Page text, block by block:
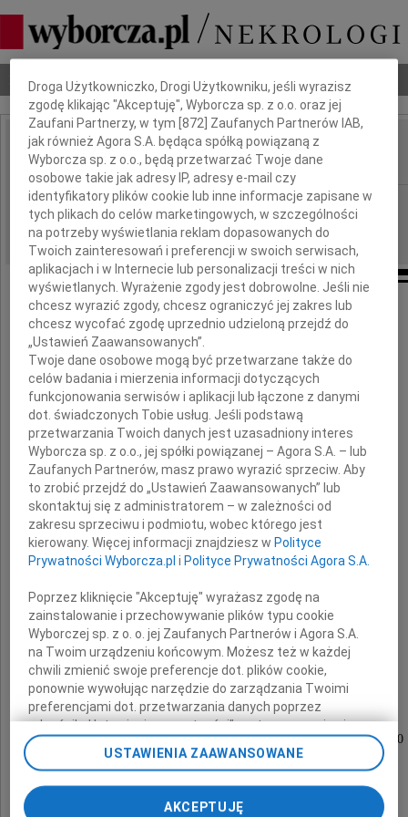
Nekrologi Odeszli Poradnik pogrzebowy
IMIĘ I NAZWISKO: Bolesław Jankowski
REGION: Poznań
DATA EMISJI: 28.08.2012
"Dzieli nas tylko czas..."
Z głębokim żalem zawiadamiamy,
że w dniu 24 sierpnia 2012 roku
zmarł nasz najukochańszy Tata i Dziadek
płk Dowództwa Wojsk Lotniczych
Msza święta odprawiona zostanie
w dniu 29 sierpnia 2012 roku o godzinie 12.00
w kościele pw. Chrystusa Dobrego Pasterza
przy ulicy Nowina,
Dbamy o Twoją prywatność
Droga Użytkowniczko, Drogi Użytkowniku, jeśli wyrazisz
zgodę klikając "Akceptuję", Wyborcza sp. z o.o. oraz jej
Zaufani Partnerzy, w tym [872] Zaufanych Partnerów IAB,
jak również Agora S.A. będąca spółką powiązaną z
Wyborcza sp. z o.o., będą przetwarzać Twoje dane
osobowe takie jak adresy IP, adresy e-mail czy
identyfikatory plików cookie lub inne informacje zapisane w
tych plikach do celów marketingowych, w szczególności
na potrzeby wyświetlania reklam dopasowanych do
Twoich zainteresowań i preferencji w swoich serwisach,
aplikacjach i w Internecie lub personalizacji treści w nich
wyświetlanych. Wyrażenie zgody jest dobrowolne. Jeśli nie
chcesz wyrazić zgody, chcesz ograniczyć jej zakres lub
chcesz wycofać zgodę uprzednio udzieloną przejdź do
„Ustawień Zaawansowanych”.
Twoje dane osobowe mogą być przetwarzane także do
celów badania i mierzenia informacji dotyczących
funkcjonowania serwisów i aplikacji lub łączone z danymi
dot. świadczonych Tobie usług. Jeśli podstawą
przetwarzania Twoich danych jest uzasadniony interes
Wyborcza sp. z o.o., jej spółki powiązanej – Agora S.A. – lub
Zaufanych Partnerów, masz prawo wyrazić sprzeciw. Aby
to zrobić przejdź do „Ustawień Zaawansowanych” lub
skontaktuj się z administratorem – w zależności od
zakresu sprzeciwu i podmiotu, wobec którego jest
kierowany. Więcej informacji znajdziesz wPolityce
Prywatności Wyborcza.pl iPolityce Prywatności Agora S.A.
Poprzez kliknięcie "Akceptuję" wyrażasz zgodę na
zainstalowanie i przechowywanie plików typu cookie
Wyborczej sp. z o. o. jej Zaufanych Partnerów i Agora S.A.
na Twoim urządzeniu końcowym. Możesz też w każdej
chwili zmienić swoje preferencje dot. plików cookie,
ponownie wywołując narzędzie do zarządzania Twoimi
preferencjami dot. przetwarzania danych poprzez
odnośnik „Ustawienia prywatności” w stopce serwisu i
przechodząc do sekcji „Ustawienia zaawansowane”.
Zmiana ustawień plików cookie możliwa jest także za
USTAWIENIA ZAAWANSOWANE
AKCEPTUJĘ